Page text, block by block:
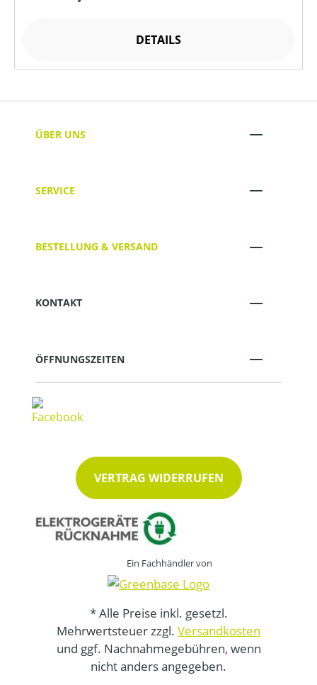
DETAILS
ÜBER UNS
SERVICE
BESTELLUNG & VERSAND
KONTAKT
ÖFFNUNGSZEITEN
VERTRAG WIDERRUFEN
Ein Fachhändler von
* Alle Preise inkl. gesetzl.
Mehrwertsteuer zzgl. Versandkosten
und ggf. Nachnahmegebühren, wenn
nicht anders angegeben.